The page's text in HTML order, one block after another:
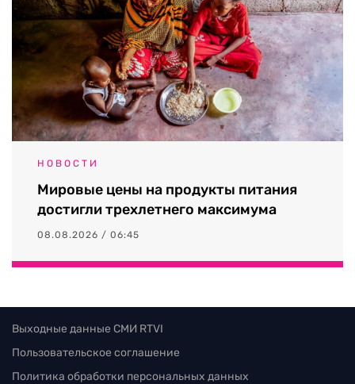
НОВОСТИ
Мировые цены на продукты питания
достигли трехлетнего максимума
08.08.2026 / 06:45
Выходные данные СМИ RTVI
Пользовательское соглашение
Политика обработки персональных данных